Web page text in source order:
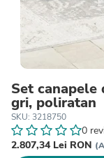
Set canapele
gri, poliratan
SKU: 3218750
0
2.807,34 Lei RON